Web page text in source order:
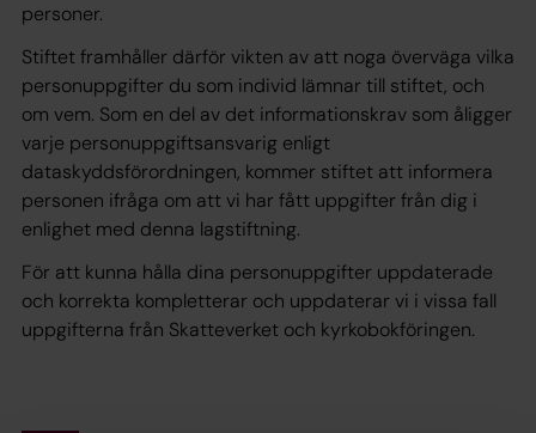
personer.
Stiftet framhåller därför vikten av att noga överväga vilka
personuppgifter du som individ lämnar till stiftet, och
om vem. Som en del av det informationskrav som åligger
varje personuppgiftsansvarig enligt
dataskyddsförordningen, kommer stiftet att informera
personen ifråga om att vi har fått uppgifter från dig i
enlighet med denna lagstiftning.
För att kunna hålla dina personuppgifter uppdaterade
och korrekta kompletterar och uppdaterar vi i vissa fall
uppgifterna från Skatteverket och kyrkobokföringen.